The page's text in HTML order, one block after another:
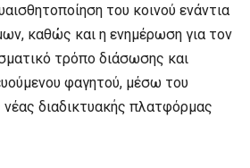
του κοινού ενάντια
καθώς και η ενημέρωση για τον
τρόπο διάσωσης και
φαγητού, μέσω του
διαδικτυακής πλατφόρμας